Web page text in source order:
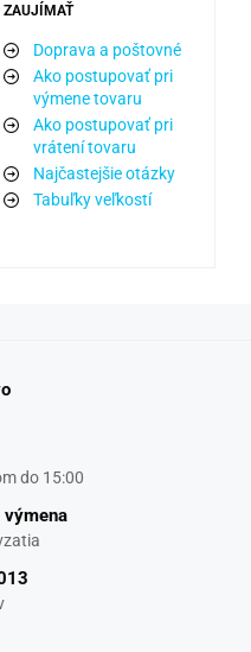
ZAUJÍMAŤ
Doprava a poštovné
Ako postupovať pri
výmene tovaru
Ako postupovať pri
vrátení tovaru
Najčastejšie otázky
Tabuľky veľkostí
do 15:00
výmena